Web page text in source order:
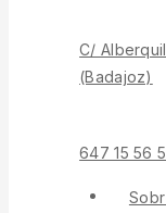
C/
(Badajoz)
647 15 56